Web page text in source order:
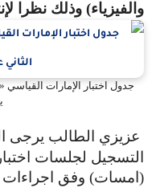
وذلك نظرا
يونيو 2020
عزيزي الطالب يرجى
لجلسات اختبارات
وفق اجراءات